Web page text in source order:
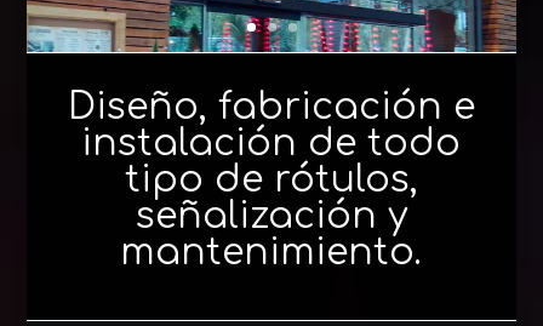
Diseño, fabricación e
instalación de todo
tipo de rótulos,
señalización y
mantenimiento.